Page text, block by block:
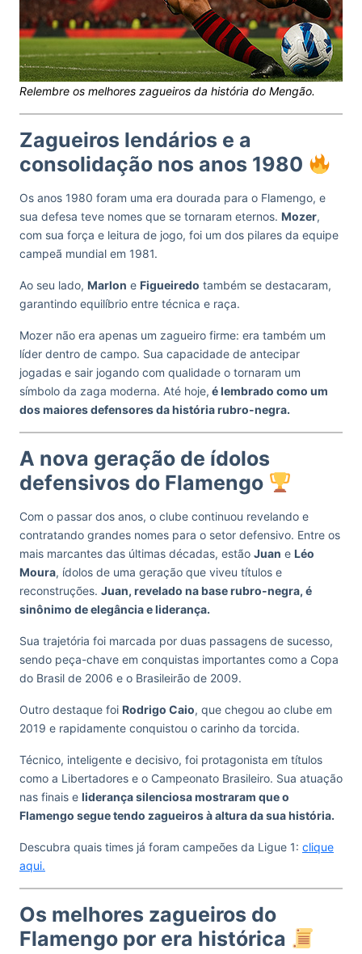
Relembre os melhores zagueiros da história do Mengão.
Zagueiros lendários e a
consolidação nos anos 1980
Os anos 1980 foram uma era dourada para o Flamengo, e
sua defesa teve nomes que se tornaram eternos. Mozer,
com sua força e leitura de jogo, foi um dos pilares da equipe
campeã mundial em 1981.
Ao seu lado, Marlon e Figueiredo também se destacaram,
garantindo equilíbrio entre técnica e raça.
Mozer não era apenas um zagueiro firme: era também um
líder dentro de campo. Sua capacidade de antecipar
jogadas e sair jogando com qualidade o tornaram um
símbolo da zaga moderna. Até hoje, é lembrado como um
dos maiores defensores da história rubro-negra.
A nova geração de ídolos
defensivos do Flamengo
Com o passar dos anos, o clube continuou revelando e
contratando grandes nomes para o setor defensivo. Entre os
mais marcantes das últimas décadas, estão Juan e Léo
Moura, ídolos de uma geração que viveu títulos e
reconstruções. Juan, revelado na base rubro-negra, é
sinônimo de elegância e liderança.
Sua trajetória foi marcada por duas passagens de sucesso,
sendo peça-chave em conquistas importantes como a Copa
do Brasil de 2006 e o Brasileirão de 2009.
Outro destaque foi Rodrigo Caio, que chegou ao clube em
2019 e rapidamente conquistou o carinho da torcida.
Técnico, inteligente e decisivo, foi protagonista em títulos
como a Libertadores e o Campeonato Brasileiro. Sua atuação
nas finais e liderança silenciosa mostraram que o
Flamengo segue tendo zagueiros à altura da sua história.
Descubra quais times já foram campeões da Ligue 1: clique
aqui.
Os melhores zagueiros do
Flamengo por era histórica